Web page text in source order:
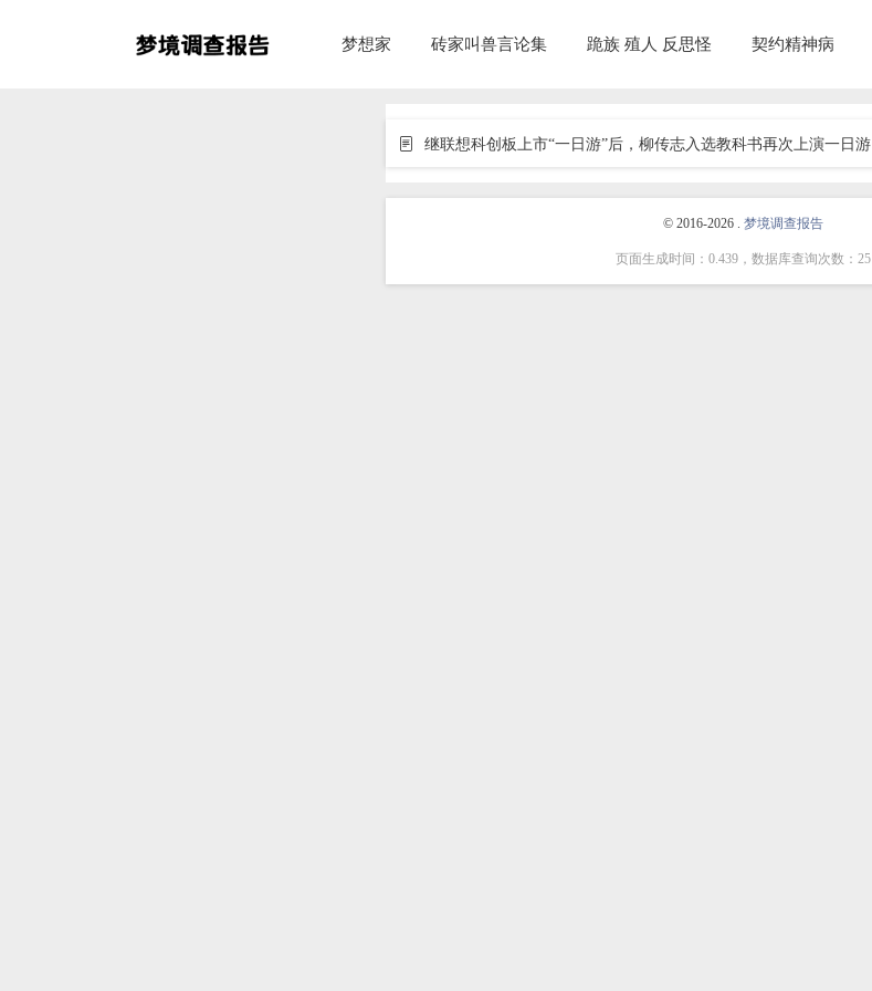
梦想家 砖家叫兽言论集 跪族 殖人 反思怪 契约精神病
继联想科创板上市“一日游”后，柳传志入选教科书再次上演一日游
© 2016-2026 . 梦境调查报告
页面生成时间：0.439，数据库查询次数：25